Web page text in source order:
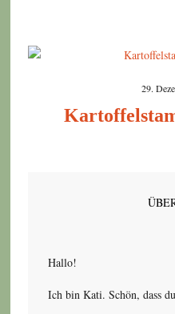
29.
Hallo!
Ich bin Kati. Schön, dass